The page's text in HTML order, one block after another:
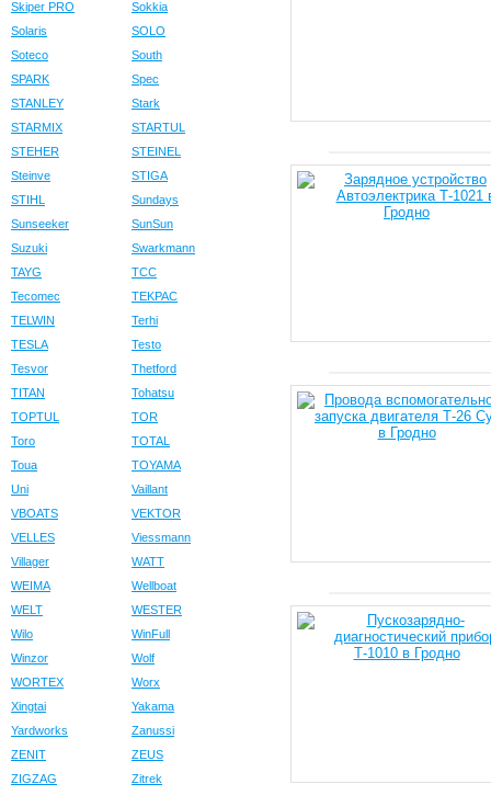
Skiper PRO
Sokkia
Solaris
SOLO
Soteco
South
SPARK
Spec
STANLEY
Stark
STARMIX
STARTUL
STEHER
STEINEL
Steinve
STIGA
STIHL
Sundays
Sunseeker
SunSun
Suzuki
Swarkmann
TAYG
TCC
Tecomec
TEKPAC
TELWIN
Terhi
TESLA
Testo
Tesvor
Thetford
TITAN
Tohatsu
TOPTUL
TOR
Toro
TOTAL
Toua
TOYAMA
Uni
Vaillant
VBOATS
VEKTOR
VELLES
Viessmann
Villager
WATT
WEIMA
Wellboat
WELT
WESTER
Wilo
WinFull
Winzor
Wolf
WORTEX
Worx
Xingtai
Yakama
Yardworks
Zanussi
ZENIT
ZEUS
ZIGZAG
Zitrek